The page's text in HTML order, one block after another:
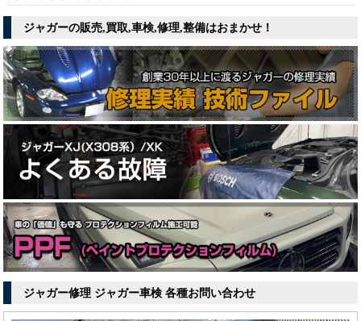
ジャガーの販売,買取,車検,修理,整備はおまかせ！
ジャガー修理 ジャガー車検 各種お問い合わせ